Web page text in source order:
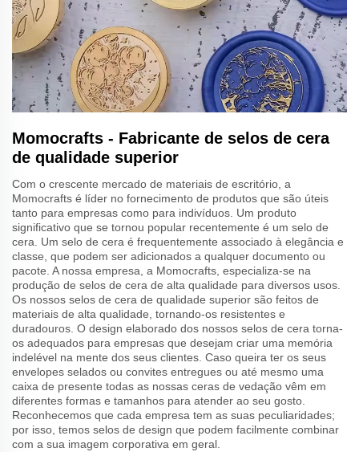
Momocrafts - Fabricante de selos de cera
de qualidade superior
Com o crescente mercado de materiais de escritório, a
Momocrafts é líder no fornecimento de produtos que são úteis
tanto para empresas como para indivíduos. Um produto
significativo que se tornou popular recentemente é um selo de
cera. Um selo de cera é frequentemente associado à elegância e
classe, que podem ser adicionados a qualquer documento ou
pacote. A nossa empresa, a Momocrafts, especializa-se na
produção de selos de cera de alta qualidade para diversos usos.
Os nossos selos de cera de qualidade superior são feitos de
materiais de alta qualidade, tornando-os resistentes e
duradouros. O design elaborado dos nossos selos de cera torna-
os adequados para empresas que desejam criar uma memória
indelével na mente dos seus clientes. Caso queira ter os seus
envelopes selados ou convites entregues ou até mesmo uma
caixa de presente todas as nossas ceras de vedação vêm em
diferentes formas e tamanhos para atender ao seu gosto.
Reconhecemos que cada empresa tem as suas peculiaridades;
por isso, temos selos de design que podem facilmente combinar
com a sua imagem corporativa em geral.